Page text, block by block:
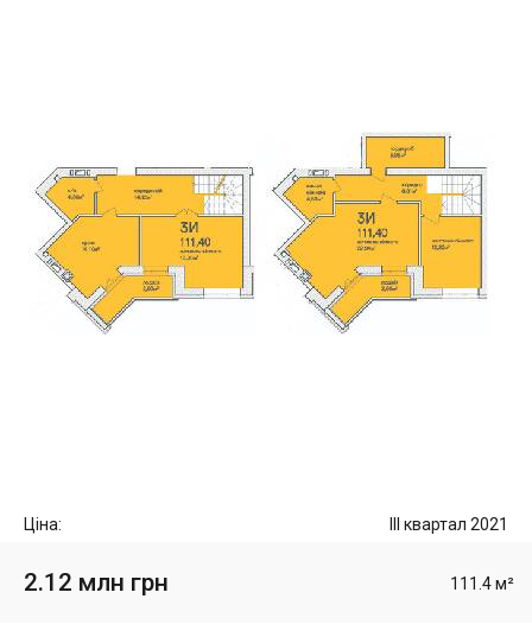
Ціна: III квартал 2021
2.12 млн грн 111.4 м²